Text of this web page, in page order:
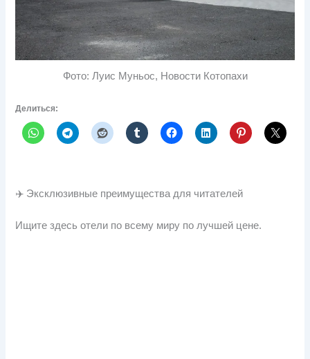
Фото: Луис Муньос, Новости Котопахи
Делиться:
✈️ Эксклюзивные преимущества для читателей
Ищите здесь отели по всему миру по лучшей цене.